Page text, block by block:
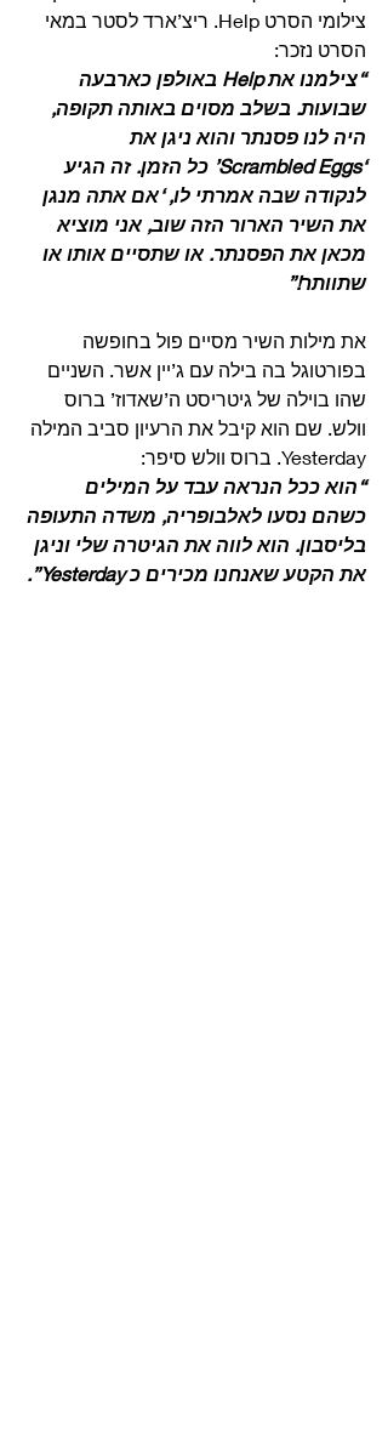
צילומי הסרט Help. ריצ’ארד לסטר במאי
הסרט נזכר:
“צילמנו את Help באולפן כארבעה
שבועות. בשלב מסוים באותה תקופה,
היה לנו פסנתר והוא ניגן את
‘Scrambled Eggs’ כל הזמן. זה הגיע
לנקודה שבה אמרתי לו, ‘אם אתה מנגן
את השיר הארור הזה שוב, אני מוציא
מכאן את הפסנתר. או שתסיים אותו או
שתוותר!”
את מילות השיר מסיים פול בחופשה
בפורטוגל בה בילה עם ג’יין אשר. השניים
שהו בוילה של גיטריסט ה’שאדוז’ ברוס
וולש. שם הוא קיבל את הרעיון סביב המילה
Yesterday. ברוס וולש סיפר:
“הוא ככל הנראה עבד על המילים
כשהם נסעו לאלבופריה, משדה התעופה
בליסבון. הוא לווה את הגיטרה שלי וניגן
את הקטע שאנחנו מכירים כ Yesterday”.